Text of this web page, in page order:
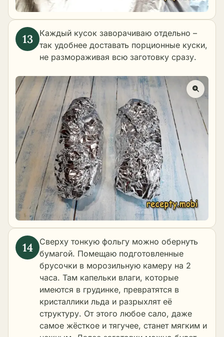
Каждый кусок заворачиваю отдельно –
так удобнее доставать порционные куски,
не размораживая всю заготовку сразу.
Сверху тонкую фольгу можно обернуть
бумагой. Помещаю подготовленные
брусочки в морозильную камеру на 2
часа. Там капельки влаги, которые
имеются в грудинке, превратятся в
кристаллики льда и разрыхлят её
структуру. От этого любое сало, даже
самое жёсткое и тягучее, станет мягким и